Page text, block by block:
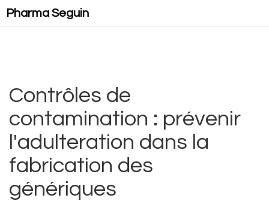
Pharma Seguin
Contrôles de
contamination : prévenir
l'adulteration dans la
fabrication des
génériques